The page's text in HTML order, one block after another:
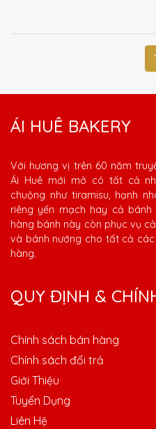
1
ÁI HUÊ BAKERY
Với hương vị trên 60 năm
Ái Huê mới mở có tất cả
chuộng như tiramisu, hạnh
riêng yến mạch hay cả
hàng bánh này còn phục vụ
và bánh nướng cho tất cả
hàng.
QUY ĐỊNH &
Chính sách bán hàng
Chính sách đổi trả
Giới Thiệu
Tuyển Dụng
Liên Hệ